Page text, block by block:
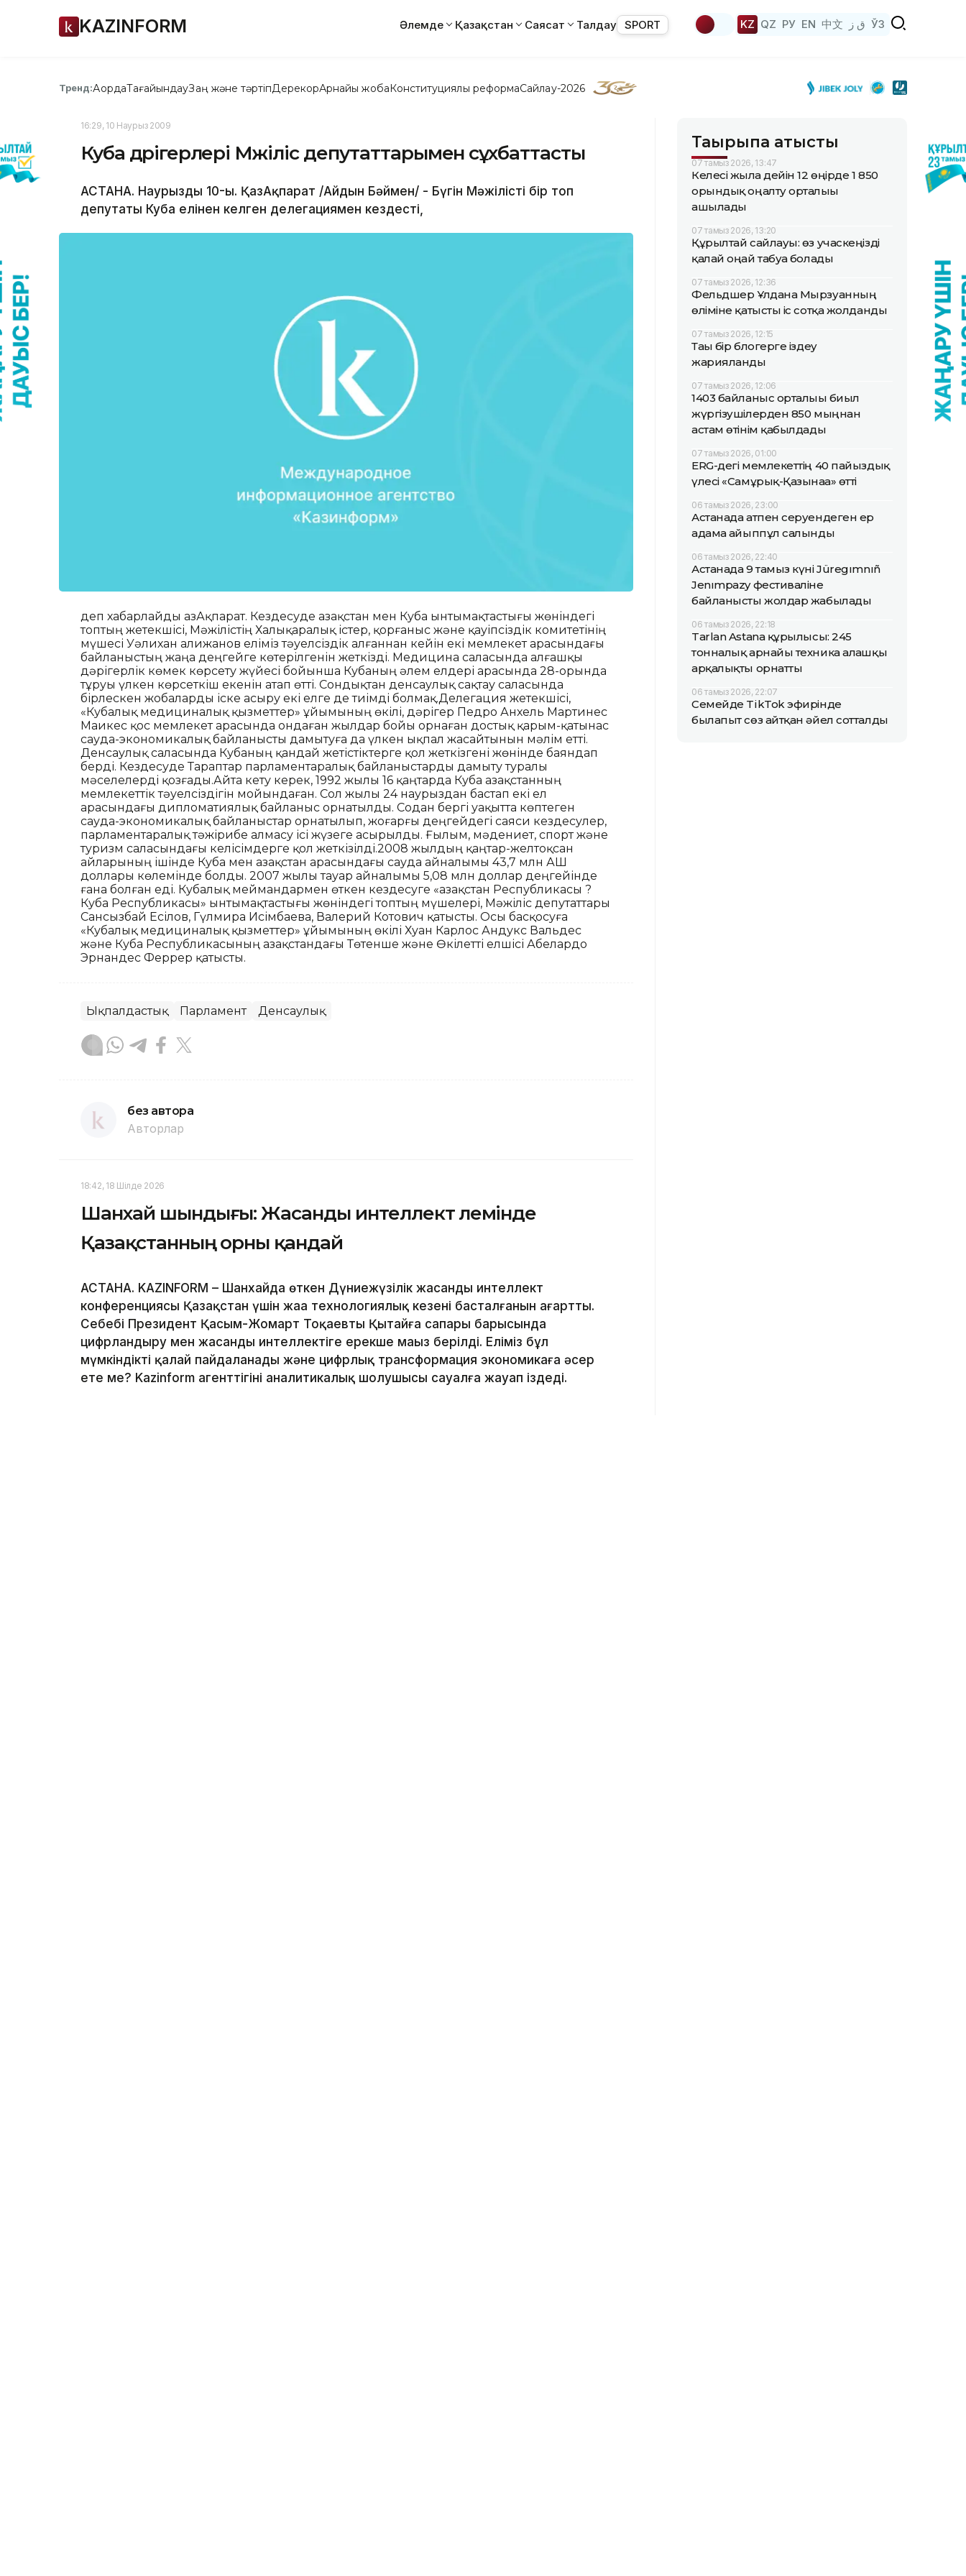
KAZINFORM Әлемде Қазақстан Саясат Талдау SPORT KZ QZ РУ EN 中文 ق ز ЎЗ
Тренд:АқордаТағайындауЗаң және тәртіпДерекқорАрнайы жобаКонституциялық реформаСайлау-2026
16:29, 10 Наурыз 2009
Куба дәрігерлері Мәжіліс депутаттарымен сұхбаттасты
АСТАНА. Наурыздың 10-ы. ҚазАқпарат /Айдын Бәймен/ - Бүгін Мәжілістің бір топ
депутаты Куба елінен келген делегациямен кездесті,
деп хабарлайды ҚазАқпарат. Кездесуде Қазақстан мен Куба ынтымақтастығы жөніндегі
топтың жетекшісі, Мәжілістің Халықаралық істер, қорғаныс және қауіпсіздік комитетінің
мүшесі Уәлихан Қалижанов еліміз тәуелсіздік алғаннан кейін екі мемлекет арасындағы
байланыстың жаңа деңгейге көтерілгенін жеткізді. Медицина саласында алғашқы
дәрігерлік көмек көрсету жүйесі бойынша Кубаның әлем елдері арасында 28-орында
тұруы үлкен көрсеткіш екенін атап өтті. Сондықтан денсаулық сақтау саласында
бірлескен жобаларды іске асыру екі елге де тиімді болмақ.Делегация жетекшісі,
«Кубалық медициналық қызметтер» ұйымының өкілі, дәрігер Педро Анхель Мартинес
Маикес қос мемлекет арасында ондаған жылдар бойы орнаған достық қарым-қатынас
сауда-экономикалық байланысты дамытуға да үлкен ықпал жасайтынын мәлім етті.
Денсаулық саласында Кубаның қандай жетістіктерге қол жеткізгені жөнінде баяндап
берді. Кездесуде Тараптар парламентаралық байланыстарды дамыту туралы
мәселелерді қозғады.Айта кету керек, 1992 жылы 16 қаңтарда Куба Қазақстанның
мемлекеттік тәуелсіздігін мойындаған. Сол жылы 24 наурыздан бастап екі ел
арасындағы дипломатиялық байланыс орнатылды. Содан бергі уақытта көптеген
сауда-экономикалық байланыстар орнатылып, жоғарғы деңгейдегі саяси кездесулер,
парламентаралық тәжірибе алмасу ісі жүзеге асырылды. Ғылым, мәдениет, спорт және
туризм саласындағы келісімдерге қол жеткізілді.2008 жылдың қаңтар-желтоқсан
айларының ішінде Куба мен Қазақстан арасындағы сауда айналымы 43,7 млн АҚШ
доллары көлемінде болды. 2007 жылы тауар айналымы 5,08 млн доллар деңгейінде
ғана болған еді. Кубалық меймандармен өткен кездесуге «Қазақстан Республикасы ?
Куба Республикасы» ынтымақтастығы жөніндегі топтың мүшелері, Мәжіліс депутаттары
Сансызбай Есілов, Гүлмира Исімбаева, Валерий Котович қатысты. Осы басқосуға
«Кубалық медициналық қызметтер» ұйымының өкілі Хуан Карлос Андукс Вальдес
және Куба Республикасының Қазақстандағы Төтенше және Өкілетті елшісі Абелардо
Эрнандес Феррер қатысты.
Ықпалдастық Парламент Денсаулық
без автора
Авторлар
18:42, 18 Шілде 2026
Шанхай шындығы: Жасанды интеллект әлемінде
Қазақстанның орны қандай
АСТАНА. KAZINFORM – Шанхайда өткен Дүниежүзілік жасанды интеллект
конференциясы Қазақстан үшін жаңа технологиялық кезеңнің басталғанын аңғартты.
Себебі Президент Қасым-Жомарт Тоқаевтың Қытайға сапары барысында
цифрландыру мен жасанды интеллектіге ерекше маңыз берілді. Еліміз бұл
мүмкіндікті қалай пайдаланады және цифрлық трансформация экономикаға әсер
ете ме? Kazinform агенттігінің аналитикалық шолушысы сауалға жауап іздеді.
Тақырыпқа қатысты
07 тамыз 2026, 13:47
Келесі жылға дейін 12 өңірде 1 850
орындық оңалту орталығы
ашылады
07 тамыз 2026, 13:20
Құрылтай сайлауы: өз учаскеңізді
қалай оңай табуға болады
07 тамыз 2026, 12:36
Фельдшер Ұлдана Мырзуанның
өліміне қатысты іс сотқа жолданды
07 тамыз 2026, 12:15
Тағы бір блогерге іздеу
жарияланды
07 тамыз 2026, 12:06
1403 байланыс орталығы биыл
жүргізушілерден 850 мыңнан
астам өтінім қабылдады
07 тамыз 2026, 01:00
ERG-дегі мемлекеттің 40 пайыздық
үлесі «Самұрық-Қазынаға» өтті
06 тамыз 2026, 23:00
Астанада атпен серуендеген ер
адамға айыппұл салынды
06 тамыз 2026, 22:40
Астанада 9 тамыз күні Jüregımnıñ
Jenımpazy фестиваліне
байланысты жолдар жабылады
06 тамыз 2026, 22:18
Tarlan Astana құрылысы: 245
тонналық арнайы техника алғашқы
арқалықты орнатты
06 тамыз 2026, 22:07
Семейде TikTok эфирінде
былапыт сөз айтқан әйел сотталды